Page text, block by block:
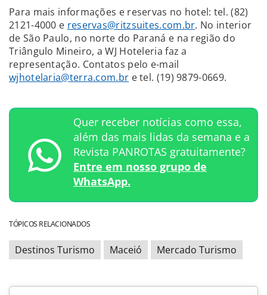
Para mais informações e reservas no hotel: tel. (82)
2121-4000 e reservas@ritzsuites.com.br. No interior
de São Paulo, no norte do Paraná e na região do
Triângulo Mineiro, a WJ Hoteleria faz a
representação. Contatos pelo e-mail
wjhotelaria@terra.com.br e tel. (19) 9879-0669.
Quer receber notícias como essa,
além das mais lidas da semana e a
Revista PANROTAS gratuitamente?
Entre em nosso grupo de
WhatsApp.
TÓPICOS RELACIONADOS
Destinos Turismo Maceió Mercado Turismo